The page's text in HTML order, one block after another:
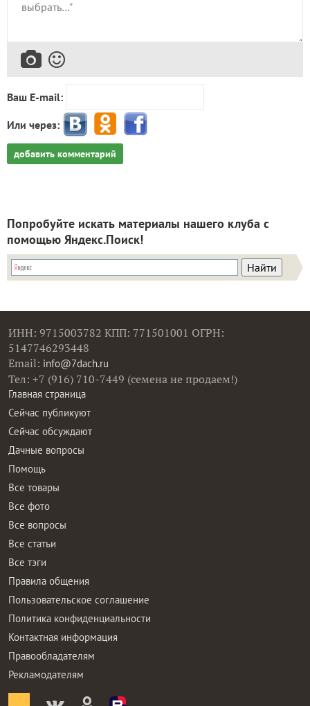
Ваш E-mail:
Или через:
добавить комментарий
Попробуйте искать материалы нашего клуба с
помощью Яндекс.Поиск!
ИНН: 9715003782 КПП: 771501001 ОГРН:
5147746293448
Email: info@7dach.ru
Тел: +7 (916) 710-7449 (семена не продаем!)
Главная страница
Сейчас публикуют
Сейчас обсуждают
Дачные вопросы
Помощь
Все товары
Все фото
Все вопросы
Все статьи
Все тэги
Правила общения
Пользовательское соглашение
Политика конфиденциальности
Контактная информация
Правообладателям
Рекламодателям